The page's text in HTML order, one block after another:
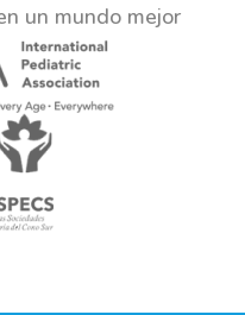
un mundo mejor